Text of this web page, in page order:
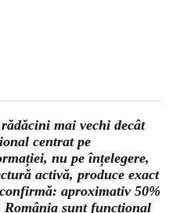
mai vechi decât
centrat pe
nu pe înțelegere,
activă, produce exact
aproximativ 50%
sunt funcțional